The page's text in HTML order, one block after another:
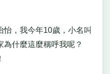
，我今年10歲，小名叫
什麼這麼稱呼我呢？